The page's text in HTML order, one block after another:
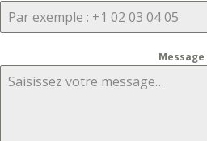
Message